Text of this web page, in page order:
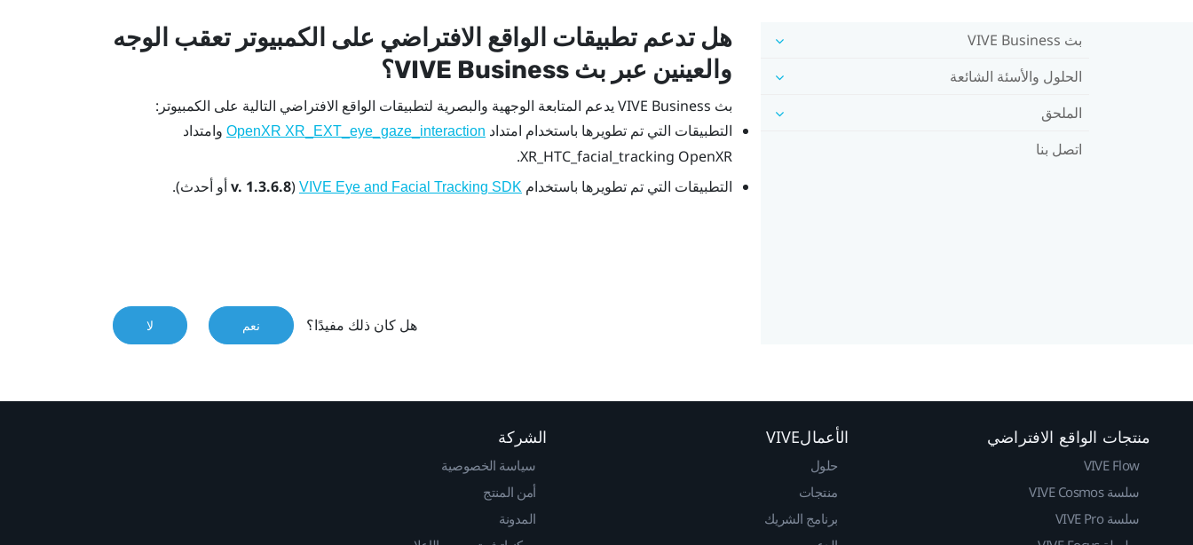
بث VIVE Business
الحلول والأسئة الشائعة
الملحق
اتصل بنا
هل تدعم تطبيقات الواقع الافتراضي على الكمبيوتر تعقب الوجه
والعينين عبر بث VIVE Business ؟
بث VIVE Business
يدعم المتابعة الوجهية والبصرية لتطبيقات الواقع الافتراضي التالية على الكمبيوتر:
التطبيقات التي تم تطويرها باستخدام امتداد OpenXR XR_EXT_eye_gaze_interactionوامتداد
XR_HTC_facial_tracking OpenXR
.
التطبيقات التي تم تطويرها باستخدام VIVE Eye and Facial Tracking SDK
(
v. 1.3.6.8أو أحدث).
هل كان ذلك مفيدًا؟ نعم لا
منتجات الواقع الافتراضي
VIVE Flow
سلسة VIVE Cosmos
سلسة VIVE Pro
الأعمالVIVE
حلول
منتجات
برنامج الشريك
الشركة
سياسة الخصوصية
أمن المنتج
المدونة